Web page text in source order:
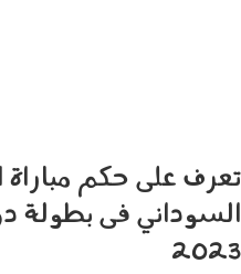
تعرف على حكم مباراة
السوداني فى بطولة
2023